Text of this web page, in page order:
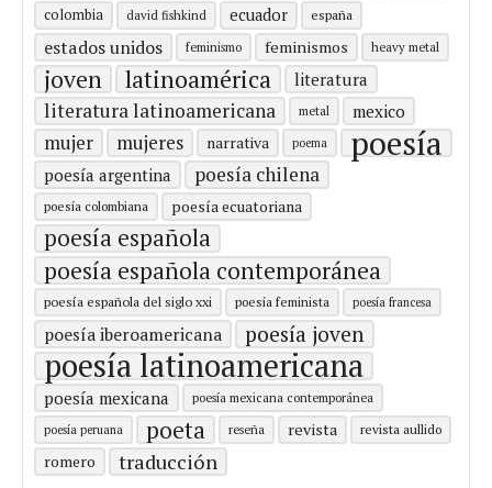
colombia david fishkind ecuador españa
estados unidos feminismo feminismos heavy metal
joven latinoamérica literatura
literatura latinoamericana metal mexico
mujer mujeres narrativa poema poesía
poesía argentina poesía chilena
poesía colombiana poesía ecuatoriana
poesía española
poesía española contemporánea
poesía española del siglo xxi poesía feminista poesía francesa
poesía iberoamericana poesía joven
poesía latinoamericana
poesía mexicana poesía mexicana contemporánea
poesía peruana poeta reseña revista revista aullido
romero traducción